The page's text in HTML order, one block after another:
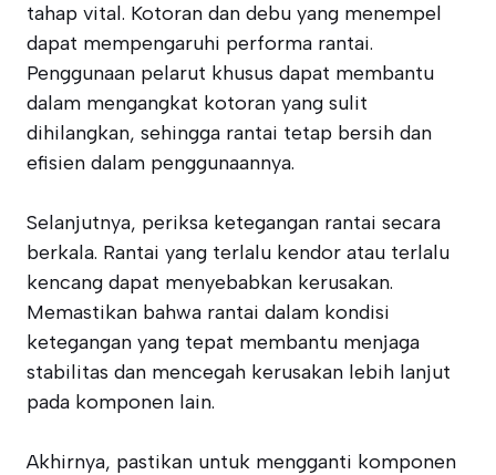
tahap vital. Kotoran dan debu yang menempel
dapat mempengaruhi performa rantai.
Penggunaan pelarut khusus dapat membantu
dalam mengangkat kotoran yang sulit
dihilangkan, sehingga rantai tetap bersih dan
efisien dalam penggunaannya.
Selanjutnya, periksa ketegangan rantai secara
berkala. Rantai yang terlalu kendor atau terlalu
kencang dapat menyebabkan kerusakan.
Memastikan bahwa rantai dalam kondisi
ketegangan yang tepat membantu menjaga
stabilitas dan mencegah kerusakan lebih lanjut
pada komponen lain.
Akhirnya, pastikan untuk mengganti komponen